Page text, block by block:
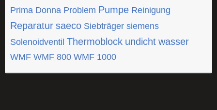
Prima Donna Problem Pumpe Reinigung
Reparatur saeco Siebträger siemens
Solenoidventil Thermoblock undicht wasser
WMF WMF 800 WMF 1000